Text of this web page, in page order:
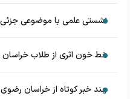
نشستی علمی با موضوعی جزئی
خط خون اثری از طلاب خراسان
چند خبر کوتاه از خراسان رضوی